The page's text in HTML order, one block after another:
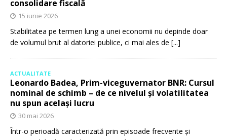
consolidare fiscală
15 iunie 2026
Stabilitatea pe termen lung a unei economii nu depinde doar
de volumul brut al datoriei publice, ci mai ales de [...]
ACTUALITATE
Leonardo Badea, Prim-viceguvernator BNR: Cursul
nominal de schimb – de ce nivelul și volatilitatea
nu spun același lucru
30 mai 2026
Într-o perioadă caracterizată prin episoade frecvente și